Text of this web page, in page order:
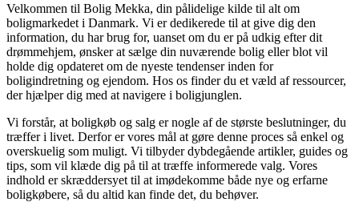
Velkommen til Bolig Mekka, din pålidelige kilde til alt om
boligmarkedet i Danmark. Vi er dedikerede til at give dig den
information, du har brug for, uanset om du er på udkig efter dit
drømmehjem, ønsker at sælge din nuværende bolig eller blot vil
holde dig opdateret om de nyeste tendenser inden for
boligindretning og ejendom. Hos os finder du et væld af ressourcer,
der hjælper dig med at navigere i boligjunglen.
Vi forstår, at boligkøb og salg er nogle af de største beslutninger, du
træffer i livet. Derfor er vores mål at gøre denne proces så enkel og
overskuelig som muligt. Vi tilbyder dybdegående artikler, guides og
tips, som vil klæde dig på til at træffe informerede valg. Vores
indhold er skræddersyet til at imødekomme både nye og erfarne
boligkøbere, så du altid kan finde det, du behøver.